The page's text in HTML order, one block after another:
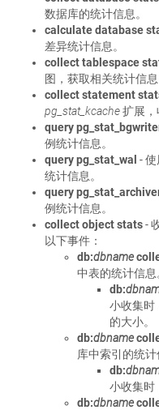
数据库的统计信息。
calculate database
差异统计信息。
collect tablespace
图，获取相关统计信息
collect statement
pg_stat_kcache扩展，
query
例统计信息。
query pg_stat_wal - 使
统计信息。
query
例统计信息。
collect object stats-
以下事件：
db:dbname
中表的统计信息
db:
小收集时
的大小。
db:dbname
库中索引的统计
db:
小收集时
db:dbname